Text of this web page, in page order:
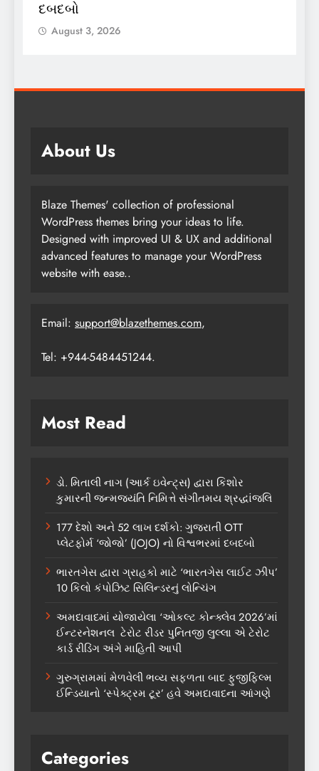
3, 2026
About Us
Blaze Themes' collection of professional
WordPress themes bring your ideas to life.
Designed with improved UI & UX and additional
advanced features to manage your WordPress
website with ease..
Email: support@blazethemes.com,
Tel: +944-5484451244.
Most Read
ડો. મિતાલી નાગ (આર્ક ઇવેન્ટ્સ) દ્વારા કિશોર
કુમારની જન્મજયંતિ નિમિત્તે સંગીતમય શ્રદ્ધાંજલિ
177 દેશો અને 52 લાખ દર્શકો: ગુજરાતી OTT
પ્લેટફોર્મ ‘જોજો’ (JOJO) નો વિશ્વભરમાં દબદબો
ભારતગેસ દ્વારા ગ્રાહકો માટે ‘ભારતગેસ લાઈટ ઝીપ’
10 કિલો કંપોઝિટ સિલિન્ડરનું લોન્ચિંગ
અમદાવાદમાં યોજાયેલા ‘ઓકલ્ટ કોન્ક્લેવ 2026’માં
ઈન્ટરનેશનલ ટેરોટ રીડર પુનિતજી લુલ્લા એ ટેરોટ
કાર્ડ રીડિંગ અંગે માહિતી આપી
ગુરુગ્રામમાં મેળવેલી ભવ્ય સફળતા બાદ ફુજીફિલ્મ
ઈન્ડિયાનો ‘સ્પેક્ટ્રમ ટૂર’ હવે અમદાવાદના આંગણે
Categories